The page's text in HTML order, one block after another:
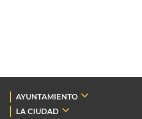
AYUNTAMIENTO
LA CIUDAD